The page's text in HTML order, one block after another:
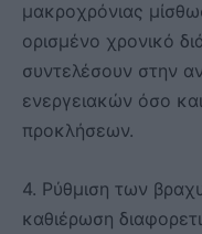
μακροχρόνιας
ορισμένο χρονικό
συντελέσουν στην
ενεργειακών όσο
προκλήσεων.
4. Ρύθμιση των
καθιέρωση